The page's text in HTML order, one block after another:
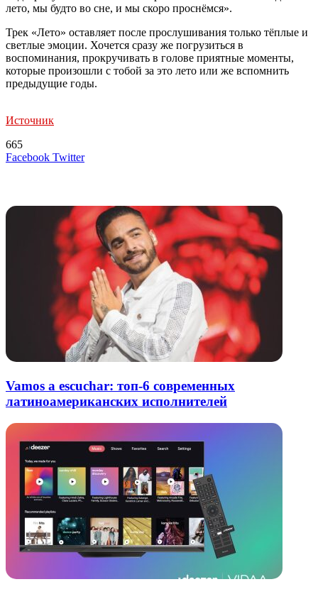
лето, мы будто во сне, и мы скоро проснёмся».
Трек «Лето» оставляет после прослушивания только тёплые и
светлые эмоции. Хочется сразу же погрузиться в
воспоминания, прокручивать в голове приятные моменты,
которые произошли с тобой за это лето или же вспомнить
предыдущие годы.
Источник
665
Facebook TwitterLinkedIn
Tumblr
Reddit
Вконтакте
Одноклассники
Skype
Messenger
Messenger
WhatsApp
Telegram
Viber
Line
Поделиться
Печатать
Vamos a escuchar: топ-6 современных
латиноамериканских исполнителей